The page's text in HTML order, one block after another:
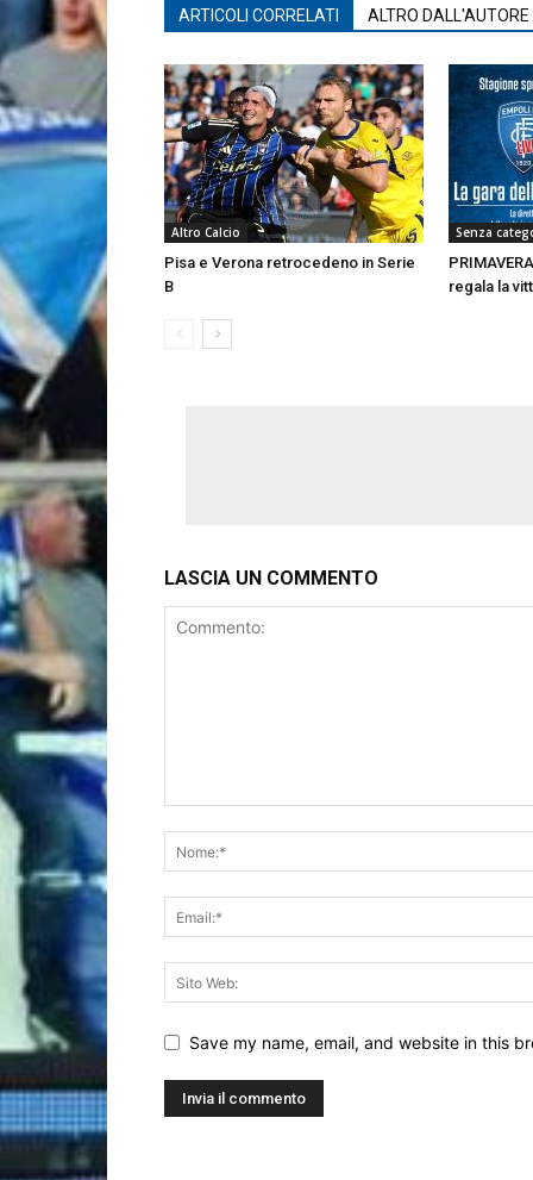
ARTICOLI CORRELATI ALTRO DALL'AUTORE
Altro Calcio
Pisa e Verona retrocedeno in Serie
B
Senza
regala la
LASCIA UN COMMENTO
Save my name, email, and website in this